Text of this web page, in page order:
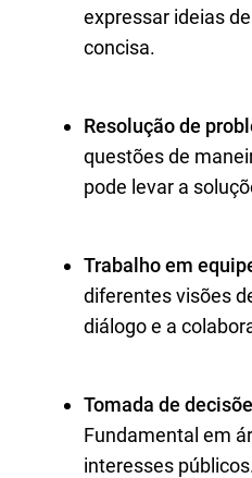
expressar ideias
concisa.
Resolução de
questões de
pode levar a
Trabalho em
diferentes visões
diálogo e a
Tomada de
Fundamental em
interesses